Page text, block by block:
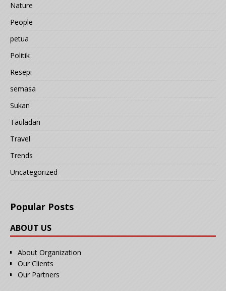
Nature
People
petua
Politik
Resepi
semasa
Sukan
Tauladan
Travel
Trends
Uncategorized
Popular Posts
ABOUT US
About Organization
Our Clients
Our Partners